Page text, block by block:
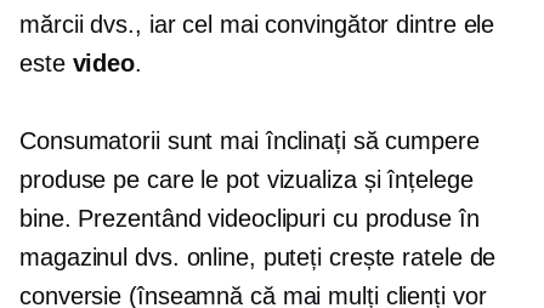
mărcii dvs., iar cel mai convingător dintre ele
este video.
Consumatorii sunt mai înclinați să cumpere
produse pe care le pot vizualiza și înțelege
bine. Prezentând videoclipuri cu produse în
magazinul dvs. online, puteți crește ratele de
conversie (înseamnă că mai mulți clienți vor